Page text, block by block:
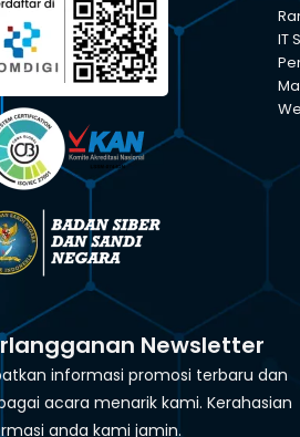
IT
Newsletter
informasi promosi terbaru dan
acara menarik kami. Kerahasian
anda kami jamin.